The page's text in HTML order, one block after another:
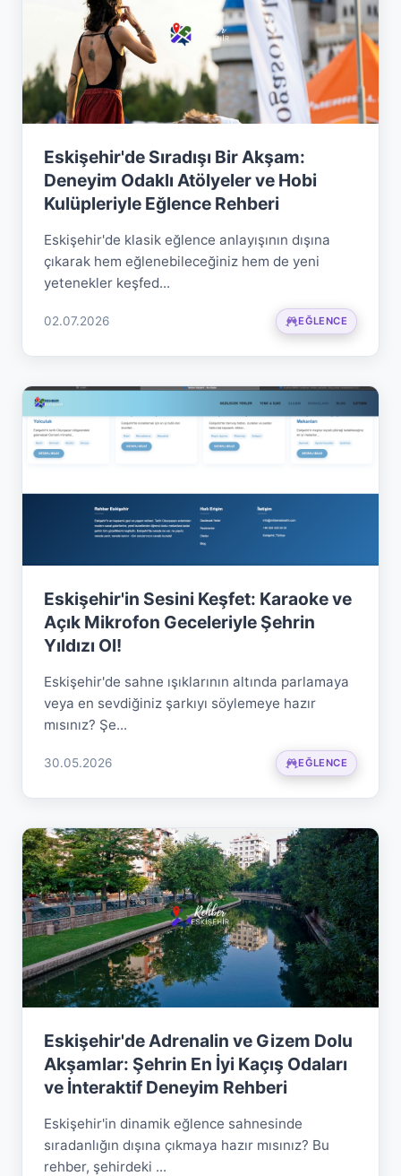
Eskişehir'de Sıradışı Bir Akşam:
Deneyim Odaklı Atölyeler ve Hobi
Kulüpleriyle Eğlence Rehberi
Eskişehir'de klasik eğlence anlayışının dışına
çıkarak hem eğlenebileceğiniz hem de yeni
yetenekler keşfed...
02.07.2026 EĞLENCE
Eskişehir'in Sesini Keşfet: Karaoke ve
Açık Mikrofon Geceleriyle Şehrin
Yıldızı Ol!
Eskişehir'de sahne ışıklarının altında parlamaya
veya en sevdiğiniz şarkıyı söylemeye hazır
mısınız? Şe...
30.05.2026 EĞLENCE
Eskişehir'de Adrenalin ve Gizem Dolu
Akşamlar: Şehrin En İyi Kaçış Odaları
ve İnteraktif Deneyim Rehberi
Eskişehir'in dinamik eğlence sahnesinde
sıradanlığın dışına çıkmaya hazır mısınız? Bu
rehber, şehirdeki ...